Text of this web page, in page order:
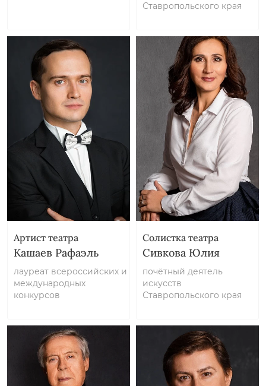
Ставропольского края
Артист театра
Кашаев Рафаэль
лауреат всероссийских и
международных
конкурсов
Солистка театра
Сивкова Юлия
почётный деятель
искусств
Ставропольского края